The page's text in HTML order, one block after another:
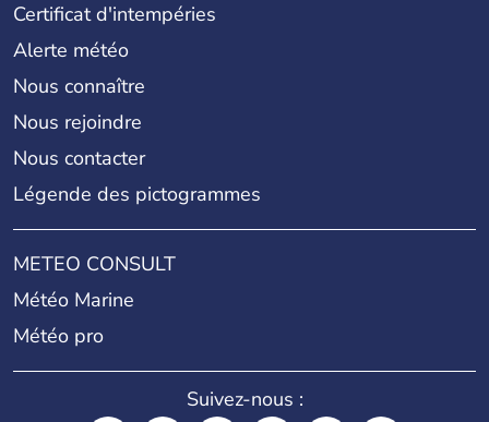
Certificat d'intempéries
Alerte météo
Nous connaître
Nous rejoindre
Nous contacter
Légende des pictogrammes
METEO CONSULT
Météo Marine
Météo pro
Suivez-nous :